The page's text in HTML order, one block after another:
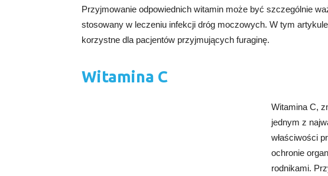
Przyjmowanie odpowiednich witamin może być szczególnie
stosowany w leczeniu infekcji dróg moczowych. W tym
korzystne dla pacjentów przyjmujących furaginę.
Witamina C
Witamina C,
jednym z
właściwości
ochronie
rodnikami.